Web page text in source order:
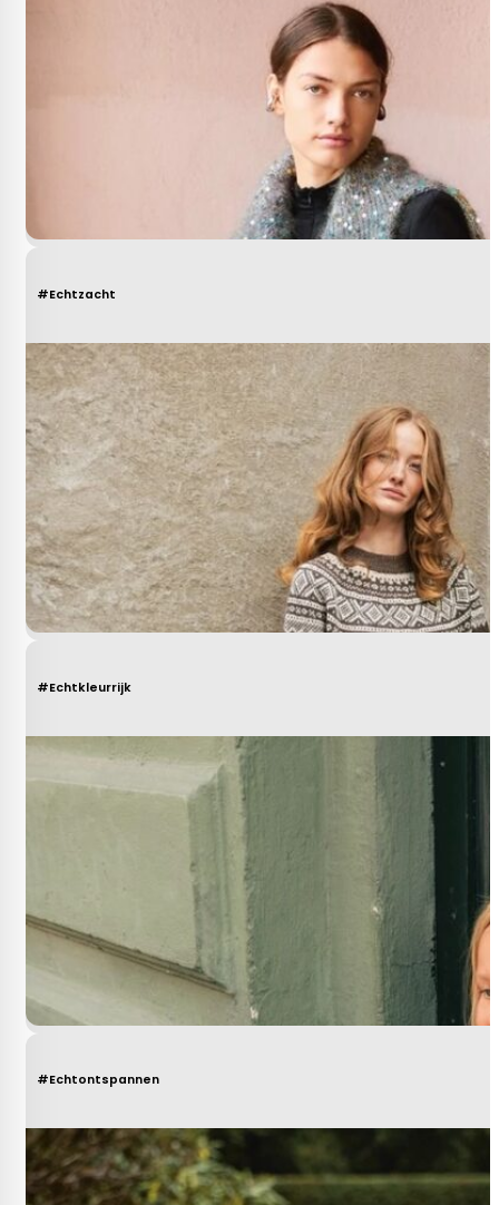
#Echtzacht
#Echtkleurrijk
#Echtontspannen